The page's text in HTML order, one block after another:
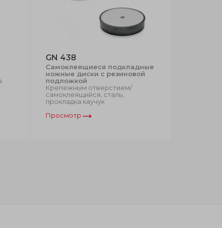
GN 438
Самоклеящиеся подкладные
ножные диски с резиновой
подложкой
Крепежным отверстием/
самоклеящийся, сталь,
прокладка каучук
Просмотр